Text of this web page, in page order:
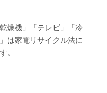
燥機」「テレビ」「冷
は家電リサイクル法に
。